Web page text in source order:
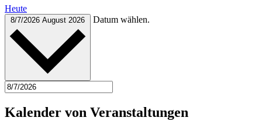
Heute
8/7/2026 August 2026 Datum wählen.
Kalender von Veranstaltungen